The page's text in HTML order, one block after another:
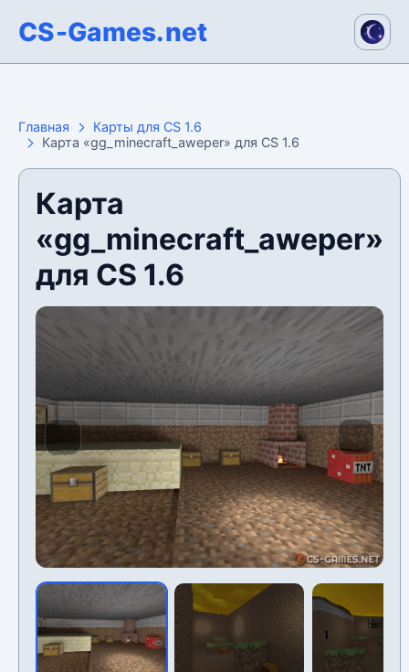
CS-Games.net
Главная
Карты для CS 1.6
Карта «gg_minecraft_aweper» для CS 1.6
Карта
«gg_minecraft_aweper»
для CS 1.6